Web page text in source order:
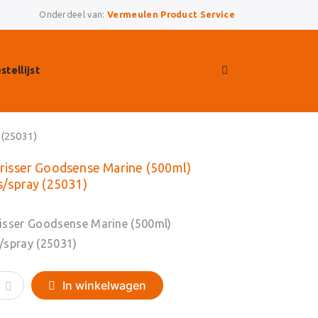
Onderdeel van: Vermeulen Product Service
Goodsense Marine (500ml)
spray (25031)
Goodsense Marine (500ml)
spray (25031)
In winkelwagen